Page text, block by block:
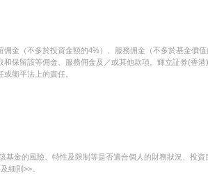
金（不多於投資金額的4%）、服務佣金（不多於基金價
保留該等佣金、服務佣金及／或其他款項。輝立証券(香
衡平法上的責任。
金的風險、特性及限制等是否適合個人的財務狀況、投
細則>>。